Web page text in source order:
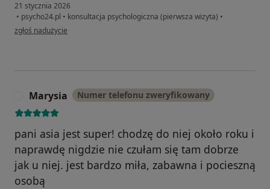
21 stycznia 2026
• psycho24.pl • konsultacja psychologiczna (pierwsza wizyta) •
w opinii użytkownika Anna
zgłoś nadużycie
Marysia Numer telefonu zweryfikowany
pani asia jest super! chodzę do niej około roku i
naprawdę nigdzie nie czułam się tam dobrze
jak u niej. jest bardzo miła, zabawna i pocieszną
osobą